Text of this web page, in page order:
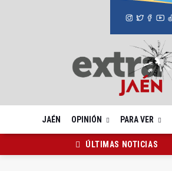
JAÉN OPINIÓN PARA VER
ÚLTIMAS NOTICIAS